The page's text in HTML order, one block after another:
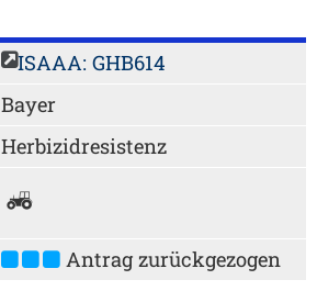
ISAAA: GHB614
Bayer
Herbizidresistenz
Antrag zurückgezogen